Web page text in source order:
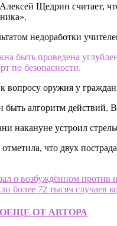
Щедрин считает, что
недоработки
быть проведена
по безопасности.
оружия у
алгоритм действий.
устроил
что двух
о возбуждённом против
более 72 тысяч случаев
ЕЩЕ ОТ АВТОРА